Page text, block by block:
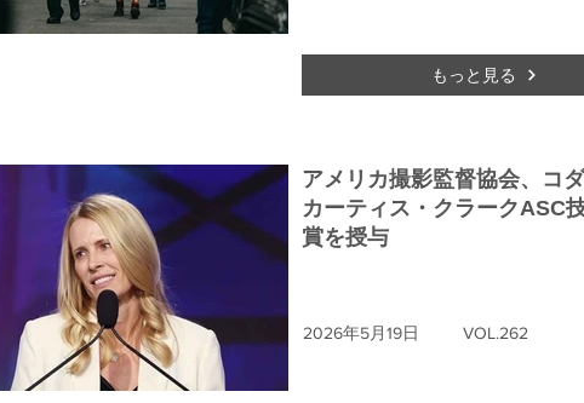
もっと見る
アメリカ撮影監督協会、コ
カーティス・クラークASC
賞を授与
2026年5月19日 VOL.262